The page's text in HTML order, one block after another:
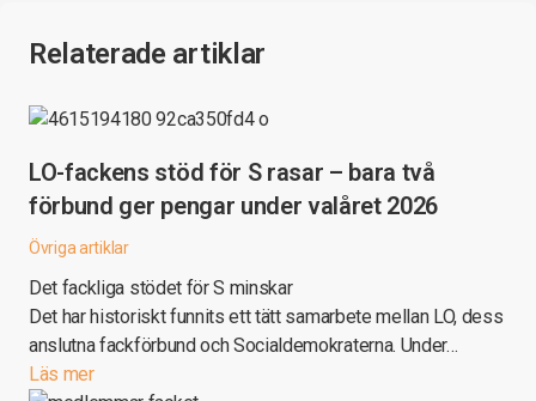
Relaterade artiklar
LO-fackens stöd för S rasar – bara två
förbund ger pengar under valåret 2026
Övriga artiklar
Det fackliga stödet för S minskar
Det har historiskt funnits ett tätt samarbete mellan LO, dess
anslutna fackförbund och Socialdemokraterna. Under…
Läs mer